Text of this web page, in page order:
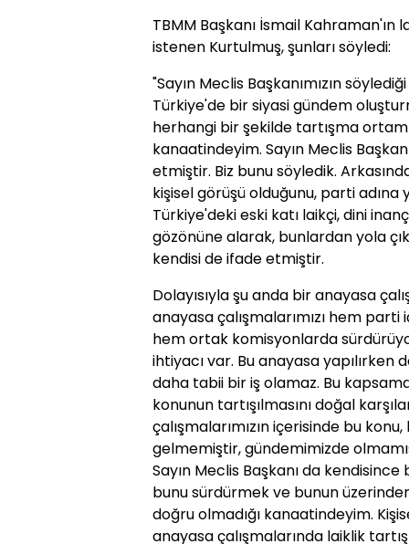
TBMM Başkanı İsmail
istenen Kurtulmuş, şunları söyledi:
"Sayın Meclis Başkanımızın
Türkiye'de bir siyasi gündem
herhangi bir şekilde tartışma
kanaatindeyim. Sayın Meclis
etmiştir. Biz bunu söyledik.
kişisel görüşü olduğunu, parti adına
Türkiye'deki eski katı laikçi, dini
gözönüne alarak, bunlardan yola
kendisi de ifade etmiştir.
Dolayısıyla şu anda bir anayasa
anayasa çalışmalarımızı hem
hem ortak komisyonlarda
ihtiyacı var. Bu anayasa yapılırken
daha tabii bir iş olamaz. Bu
konunun tartışılmasını doğal
çalışmalarımızın içerisinde bu
gelmemiştir, gündemimizde
Sayın Meclis Başkanı da
bunu sürdürmek ve bunun
doğru olmadığı kanaatindeyim.
anayasa çalışmalarında laiklik